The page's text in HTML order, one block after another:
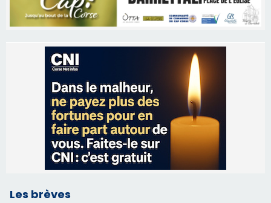
Les brèves